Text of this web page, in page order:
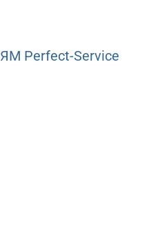
ЯМ Perfect-Service